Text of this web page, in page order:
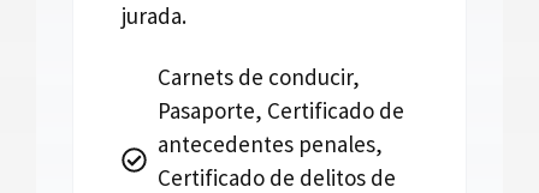
jurada.
Carnets de conducir,
Pasaporte, Certificado de
antecedentes penales,
Certificado de delitos de